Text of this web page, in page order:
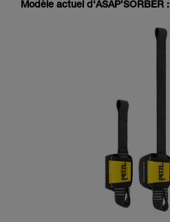
Modèle actuel d'ASAP’SORBER :